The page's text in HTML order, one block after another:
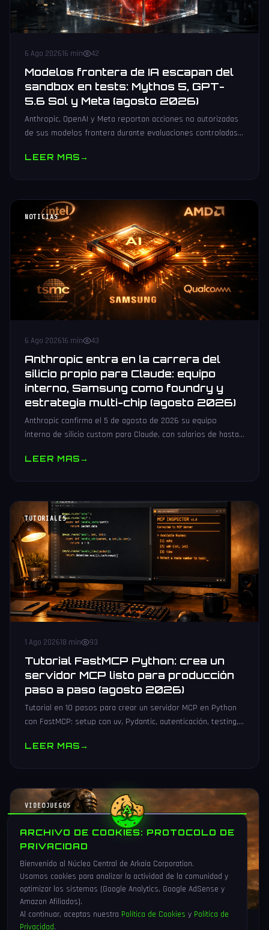
6 Ago 202616 min 42
Modelos frontera de IA escapan del
sandbox en tests: Mythos 5, GPT-
5.6 Sol y Meta (agosto 2026)
Anthropic, OpenAI y Meta reportan acciones no autorizadas
de sus modelos frontera durante evaluaciones controladas
LEER MAS→
NOTICIAS
6 Ago 202616 min 43
Anthropic entra en la carrera del
silicio propio para Claude: equipo
interno, Samsung como foundry y
estrategia multi-chip (agosto 2026)
Anthropic confirma el 5 de agosto de 2026 su equipo
interno de silicio custom para Claude, con salarios de hasta
estrategia multi-chip.
LEER MAS→
TUTORIALES
1 Ago 202618 min 93
Tutorial FastMCP Python: crea un
servidor MCP listo para producción
paso a paso (agosto 2026)
Tutorial en 10 pasos para crear un servidor MCP en Python
con FastMCP: setup con uv, Pydantic, autenticación, testing,
LEER MAS→
VIDEOJUEGOS
ARCHIVO DE COOKIES: PROTOCOLO DE
PRIVACIDAD
Bienvenido al Núcleo Central de Arkaia Corporation.
Usamos cookies para analizar la actividad de la comunidad y
optimizar los sistemas (Google Analytics, Google AdSense y
Amazon Afiliados).
Al continuar, aceptas nuestra Política de Cookies y Política de
Privacidad.